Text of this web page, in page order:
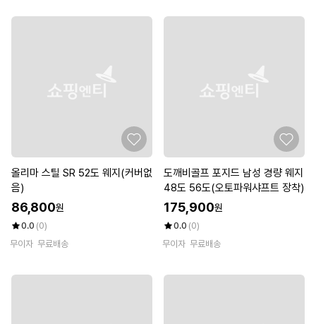
올리마 스틸 SR 52도 웨지(커버없
음)
86,800원
0.0 (0)
무이자 무료배송
도깨비골프 포지드 남성 경량 웨지
48도 56도(오토파워샤프트 장착)
175,900원
0.0 (0)
무이자 무료배송